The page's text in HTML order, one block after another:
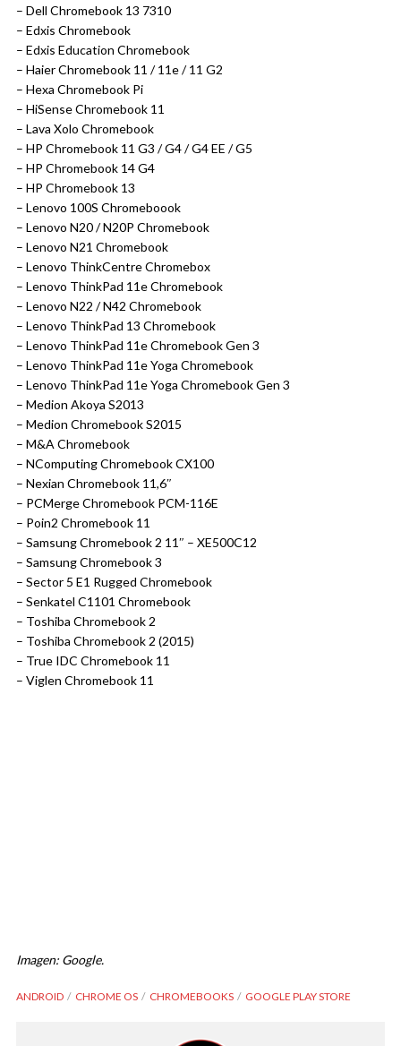
– Dell Chromebook 13 7310
– Edxis Chromebook
– Edxis Education Chromebook
– Haier Chromebook 11 / 11e / 11 G2
– Hexa Chromebook Pi
– HiSense Chromebook 11
– Lava Xolo Chromebook
– HP Chromebook 11 G3 / G4 / G4 EE / G5
– HP Chromebook 14 G4
– HP Chromebook 13
– Lenovo 100S Chromeboook
– Lenovo N20 / N20P Chromebook
– Lenovo N21 Chromebook
– Lenovo ThinkCentre Chromebox
– Lenovo ThinkPad 11e Chromebook
– Lenovo N22 / N42 Chromebook
– Lenovo ThinkPad 13 Chromebook
– Lenovo ThinkPad 11e Chromebook Gen 3
– Lenovo ThinkPad 11e Yoga Chromebook
– Lenovo ThinkPad 11e Yoga Chromebook Gen 3
– Medion Akoya S2013
– Medion Chromebook S2015
– M&A Chromebook
– NComputing Chromebook CX100
– Nexian Chromebook 11,6″
– PCMerge Chromebook PCM-116E
– Poin2 Chromebook 11
– Samsung Chromebook 2 11″ – XE500C12
– Samsung Chromebook 3
– Sector 5 E1 Rugged Chromebook
– Senkatel C1101 Chromebook
– Toshiba Chromebook 2
– Toshiba Chromebook 2 (2015)
– True IDC Chromebook 11
– Viglen Chromebook 11
Imagen: Google.
ANDROID CHROME OS CHROMEBOOKS GOOGLE PLAY STORE